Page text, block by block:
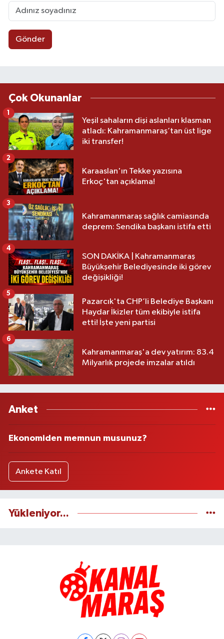
Gönder
Çok Okunanlar
Yeşil sahaların dişi aslanları klasman
atladı: Kahramanmaraş’tan üst lige
iki transfer!
1
Karaaslan'ın Tekke yazısına
Erkoç'tan açıklama!
2
Kahramanmaraş sağlık camiasında
deprem: Sendika başkanı istifa etti
3
SON DAKİKA | Kahramanmaraş
Büyükşehir Belediyesinde iki görev
değişikliği!
4
Pazarcık'ta CHP’li Belediye Başkanı
Haydar İkizler tüm ekibiyle istifa
etti! İşte yeni partisi
5
Kahramanmaraş'a dev yatırım: 83.4
Milyarlık projede imzalar atıldı
6
Anket
Ekonomiden memnun musunuz?
Ankete Katıl
Yükleniyor...